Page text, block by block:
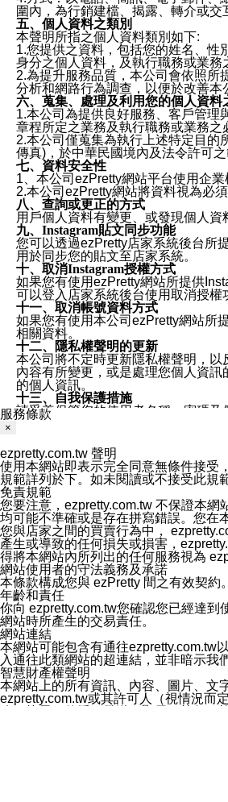
圍內，為行銷建檔、揭露、轉介或交
五、個人資料之類別
本聲明所指之個人資料類別如下:
1.您提供之資料，包括您的姓名、性
身分之個人資料，及執行職務或業務
2.為提升服務品質，本公司會依照所
分析和網路行為調查，以便於改善本
六、蒐集、處理及利用您的個人資料
1.本公司為提供良好服務、客戶管理
章程所定之業務及執行職務或業務之
2.本公司僅蒐集為執行上述特定目的
傳真)，於中華民國境內及法令許可之
七、資料安全性
1、本公司ezPretty網站平台使用企
2.本公司ezPretty網站將資料視為必
八、查詢或更正的方式
用戶個人資料有變更、或發現個人
九、Instagram貼文同步功能
您可以透過ezPretty店家系統後台所
用於同步您的貼文至店家系統。
十、取消Instagram授權方式
如果您有使用ezPretty網站所提供
可以登入店家系統後台使用取消授權
十一、取消帳號資料方式
如果您有使用本公司ezPretty網站所
相關資料。
十二、隱私權聲明的更新
本公司將不定時更新隱私權聲明，
內容有所變更，或是處理您個人資
的個人資訊。
十三、自我保護措施
請妥善保管您的使用者名稱、密碼
窗，以防止他人讀取您的個人資料、
您同意本公司網站，透過您所提供
停止接收這些資料或電子郵件。
十五、訊息通知
本公司/本服務將以通知型訊息傳送
本公司/本服務傳送之通知型訊息以
1.LINE 帳號設定的電話號碼與本公
2.該 LINE 帳號已在 LINE APP 設定
3.LINE 帳號未封鎖傳送訊息之 LINE
欲變更通知型訊息的設定，操作如下
1.點選「主頁」＞「設定」
2.點選「隱私設定」
3.點選「提供使用資料」
4.點選「LINE通知型訊息」
5.開關「接收LINE通知型訊息」
❗️關閉「接收通知型訊息」後，將不
服務條款
×
ezpretty.com.tw 聲明
使用本網站即表示完全同意無條件接受
規範詳列於下。如未閱讀或不接受此規
免責規範
您要注意，ezpretty.com.tw 不保證本
均可能不準確或是存在拼寫錯誤。您在
您與店家之間的買賣行為中，
產生或導致的任何損失或損害，
得將本網站內所列出的任何服務視為
網站使用者的守法義務及承諾
本條款構成您與 ezPretty 間之有效契約
年齡和責任
你向 ezpretty.com.tw您確認您已經達
網站時所產生的交易責任。
網站連結
本網站可能包含有通往ezpretty.com.tw
入通往此類網站的超連結，並非暗示我
智慧財產權聲明
本網站上的所有資訊、內容、圖片、文
ezpretty.com.tw或其許可人（視情況而